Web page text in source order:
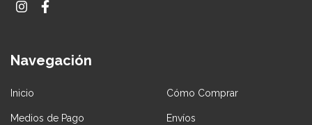
Navegación
Inicio Cómo Comprar
Medios de Pago Envíos